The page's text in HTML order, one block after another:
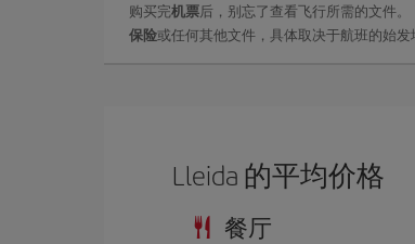
购买完机票后，别忘了查看飞行所需的文件
保险或任何其他文件，具体取决于航班的始发
Lleida 的平均价格
餐厅